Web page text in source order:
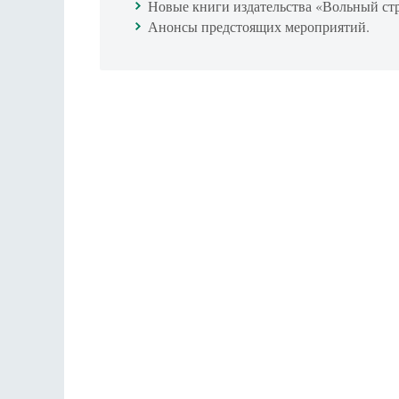
Новые книги издательства «Вольный
Анонсы предстоящих мероприятий.